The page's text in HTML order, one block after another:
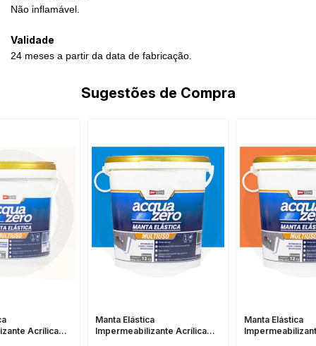
Não inflamável.
Validade
24 meses a partir da data de fabricação.
Sugestões de Compra
Acrílica
Manta Elástica
Impermeabilizante Acrílica
Manta Elástica